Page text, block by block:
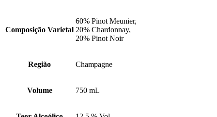
Composição Varietal
60% Pinot Meunier,
20% Chardonnay,
20% Pinot Noir
Região Champagne
Volume 750 mL